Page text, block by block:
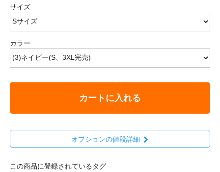
サイズ
カラー
カートに入れる
オプションの値段詳細
この商品に登録されているタグ